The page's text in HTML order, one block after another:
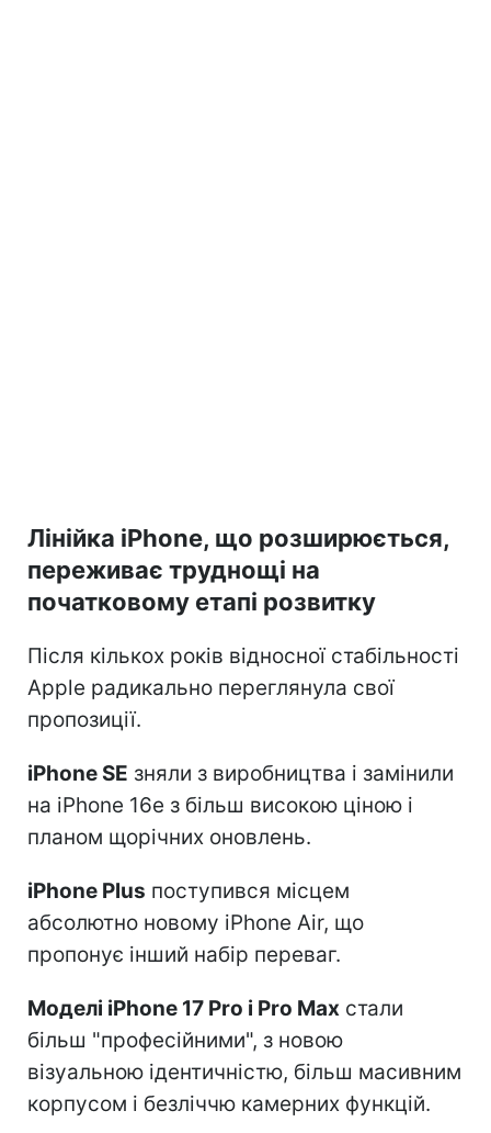
Лінійка iPhone, що розширюється,
переживає труднощі на
початковому етапі розвитку
Після кількох років відносної стабільності
Apple радикально переглянула свої
пропозиції.
iPhone SE зняли з виробництва і замінили
на iPhone 16e з більш високою ціною і
планом щорічних оновлень.
iPhone Plus поступився місцем
абсолютно новому iPhone Air, що
пропонує інший набір переваг.
Моделі iPhone 17 Pro і Pro Max стали
більш "професійними", з новою
візуальною ідентичністю, більш масивним
корпусом і безліччю камерних функцій.